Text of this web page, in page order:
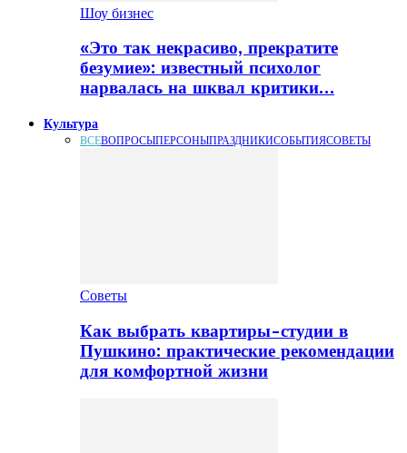
Шоу бизнес
«Это так некрасиво, прекратите
безумие»: известный психолог
нарвалась на шквал критики…
Культура
ВСЕВОПРОСЫПЕРСОНЫПРАЗДНИКИСОБЫТИЯСОВЕТЫ
Советы
Как выбрать квартиры-студии в
Пушкино: практические рекомендации
для комфортной жизни